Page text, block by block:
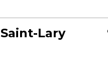
Saint-Lary